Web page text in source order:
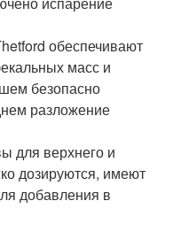
обеспечивают
масс и
безопасно
разложение
для верхнего и
дозируются, имеют
добавления в